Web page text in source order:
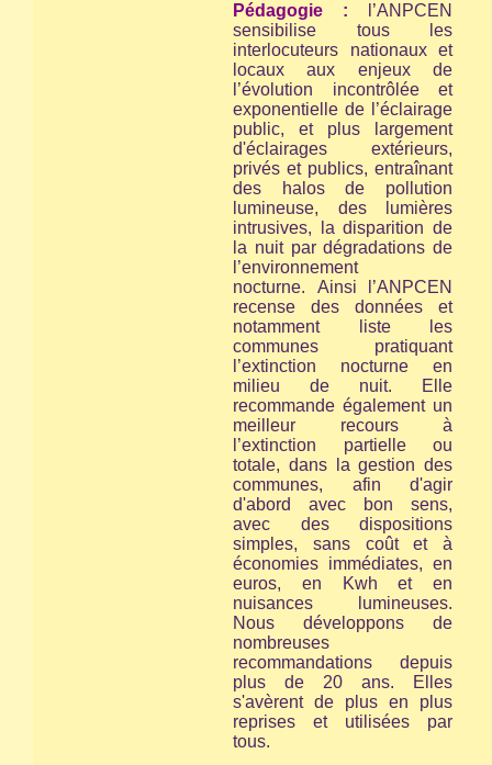
Pédagogie :
l’ANPCEN
sensibilise tous les
interlocuteurs nationaux et
locaux aux enjeux de
l’évolution incontrôlée et
exponentielle de l’éclairage
public, et plus largement
d'éclairages extérieurs,
privés et publics, entraînant
des halos de pollution
lumineuse, des lumières
intrusives, la disparition de
la nuit par dégradations de
l’environnement
nocturne. Ainsi l’ANPCEN
recense des données et
notamment liste les
communes pratiquant
l’extinction nocturne en
milieu de nuit. Elle
recommande également un
meilleur recours à
l’extinction partielle ou
totale, dans la gestion des
communes, afin d'agir
d'abord avec bon sens,
avec des dispositions
simples, sans coût et à
économies immédiates, en
euros, en Kwh et en
nuisances lumineuses.
Nous développons de
nombreuses
recommandations depuis
plus de 20 ans. Elles
s'avèrent de plus en plus
reprises et utilisées par
tous.